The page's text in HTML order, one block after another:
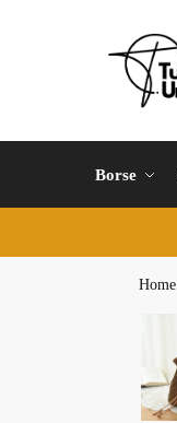
Borse
Home